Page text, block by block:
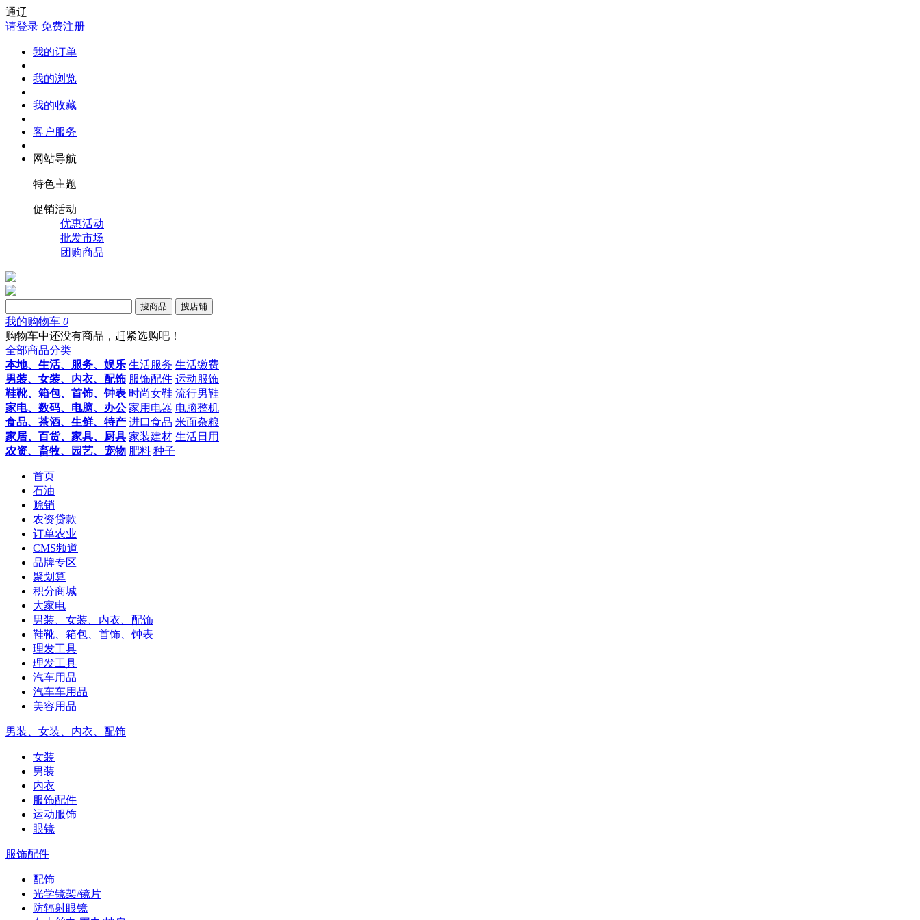
通辽
请登录 免费注册
我的订单
我的浏览
我的收藏
客户服务
网站导航
特色主题
促销活动
优惠活动
批发市场
团购商品
搜商品 搜店铺
我的购物车 0
购物车中还没有商品，赶紧选购吧！
全部商品分类
本地、生活、服务、娱乐 生活服务 生活缴费
男装、女装、内衣、配饰 服饰配件 运动服饰
鞋靴、箱包、首饰、钟表 时尚女鞋 流行男鞋
家电、数码、电脑、办公 家用电器 电脑整机
食品、茶酒、生鲜、特产 进口食品 米面杂粮
家居、百货、家具、厨具 家装建材 生活日用
农资、畜牧、园艺、宠物 肥料 种子
首页
石油
赊销
农资贷款
订单农业
CMS频道
品牌专区
聚划算
积分商城
大家电
男装、女装、内衣、配饰
鞋靴、箱包、首饰、钟表
理发工具
理发工具
汽车用品
汽车车用品
美容用品
男装、女装、内衣、配饰
女装
男装
内衣
服饰配件
运动服饰
眼镜
服饰配件
配饰
光学镜架/镜片
防辐射眼镜